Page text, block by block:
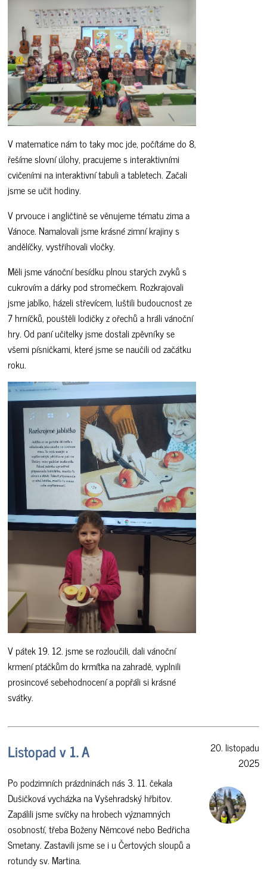
V matematice nám to taky moc jde, počítáme do 8,
řešíme slovní úlohy, pracujeme s interaktivními
cvičeními na interaktivní tabuli a tabletech. Začali
jsme se učit hodiny.
V prvouce i angličtině se věnujeme tématu zima a
Vánoce. Namalovali jsme krásné zimní krajiny s
andělíčky, vystřihovali vločky.
Měli jsme vánoční besídku plnou starých zvyků s
cukrovím a dárky pod stromečkem. Rozkrajovali
jsme jablko, házeli střevícem, luštili budoucnost ze
7 hrníčků, pouštěli lodičky z ořechů a hráli vánoční
hry. Od paní učitelky jsme dostali zpěvníky se
všemi písničkami, které jsme se naučili od začátku
roku.
V pátek 19. 12. jsme se rozloučili, dali vánoční
krmení ptáčkům do krmítka na zahradě, vyplnili
prosincové sebehodnocení a popřáli si krásné
svátky.
Listopad v 1. A
Po podzimních prázdninách nás 3. 11. čekala
Dušičková vycházka na Vyšehradský hřbitov.
Zapálili jsme svíčky na hrobech významných
osobností, třeba Boženy Němcové nebo Bedřicha
Smetany. Zastavili jsme se i u Čertových sloupů a
rotundy sv. Martina.
20. listopadu
2025